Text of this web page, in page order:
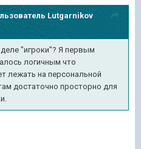
Lutgarnikov
"игроки"? Я первым
логичным что
лежать на персональной
достаточно просторно для